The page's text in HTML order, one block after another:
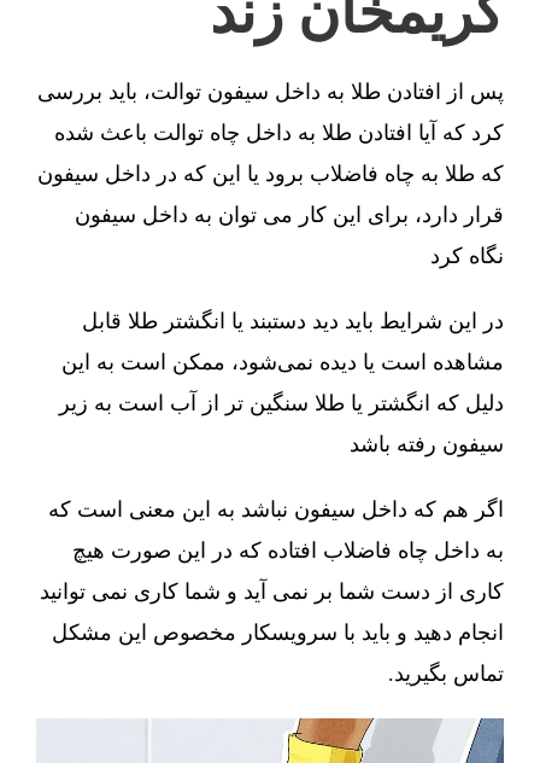
پس از افتادن طلا به داخل سیفون توالت، باید بررسی
کرد که آیا افتادن طلا به داخل چاه توالت باعث شده
که طلا به چاه فاضلاب برود یا این که در داخل سیفون
قرار دارد، برای این کار می توان به داخل سیفون
نگاه کرد
در این شرایط باید دید دستبند یا انگشتر طلا قابل
مشاهده است یا دیده نمی‌شود، ممکن است به این
دلیل که انگشتر یا طلا سنگین تر از آب است به زیر
سیفون رفته باشد
اگر هم که داخل سیفون نباشد به این معنی است که
به داخل چاه فاضلاب افتاده که در این صورت هیچ
کاری از دست شما بر نمی آید و شما کاری نمی توانید
انجام دهید و باید با سرویسکار مخصوص این مشکل
تماس بگیرید.